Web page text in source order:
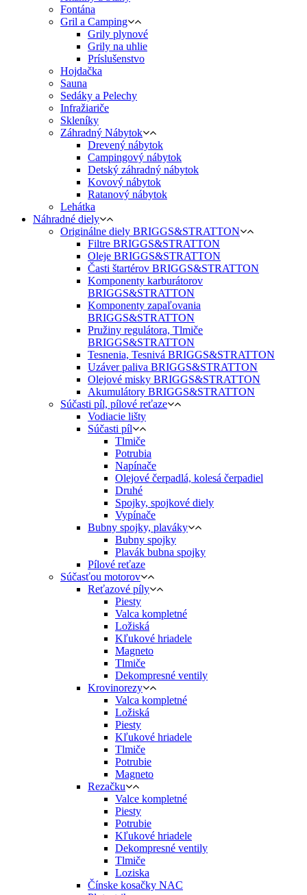
Fontána
Gril a Camping
Grily plynové
Grily na uhlie
Príslušenstvo
Hojdačka
Sauna
Sedáky a Pelechy
Infražiariče
Skleníky
Záhradný Nábytok
Drevený nábytok
Campingový nábytok
Detský záhradný nábytok
Kovový nábytok
Ratanový nábytok
Lehátka
Náhradné diely
Originálne diely BRIGGS&STRATTON
Filtre BRIGGS&STRATTON
Oleje BRIGGS&STRATTON
Časti štartérov BRIGGS&STRATTON
Komponenty karburátorov
BRIGGS&STRATTON
Komponenty zapaľovania
BRIGGS&STRATTON
Pružiny regulátora, Tlmiče
BRIGGS&STRATTON
Tesnenia, Tesnivá BRIGGS&STRATTON
Uzáver paliva BRIGGS&STRATTON
Olejové misky BRIGGS&STRATTON
Akumulátory BRIGGS&STRATTON
Súčasti píl, pílové reťaze
Vodiacie lišty
Súčasti píl
Tlmiče
Potrubia
Napínače
Olejové čerpadlá, kolesá čerpadiel
Druhé
Spojky, spojkové diely
Vypínače
Bubny spojky, plaváky
Bubny spojky
Plavák bubna spojky
Pílové reťaze
Súčasťou motorov
Reťazové píly
Piesty
Valca kompletné
Ložiská
Kľukové hriadele
Magneto
Tlmiče
Dekompresné ventily
Krovinorezy
Valca kompletné
Ložiská
Piesty
Kľukové hriadele
Tlmiče
Potrubie
Magneto
Rezačku
Valce kompletné
Piesty
Potrubie
Kľukové hriadele
Dekompresné ventily
Tlmiče
Loziska
Čínske kosačky NAC